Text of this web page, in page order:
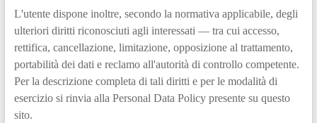
L'utente dispone inoltre, secondo la normativa applicabile, degli
ulteriori diritti riconosciuti agli interessati — tra cui accesso,
rettifica, cancellazione, limitazione, opposizione al trattamento,
portabilità dei dati e reclamo all'autorità di controllo competente.
Per la descrizione completa di tali diritti e per le modalità di
esercizio si rinvia alla Personal Data Policy presente su questo
sito.